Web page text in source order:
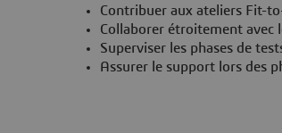
Contribuer aux ateliers Fit-
Collaborer étroitement avec
Superviser les phases de
Assurer le support lors des